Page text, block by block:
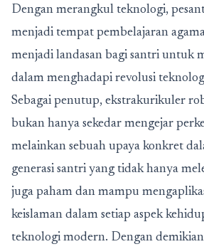
Dengan merangkul teknologi,
menjadi tempat pembelajaran
menjadi landasan bagi santri untuk
dalam menghadapi revolusi
Sebagai penutup, ekstrakurikuler
bukan hanya sekedar mengejar
melainkan sebuah upaya konkret
generasi santri yang tidak hanya
juga paham dan mampu
keislaman dalam setiap aspek
teknologi modern. Dengan